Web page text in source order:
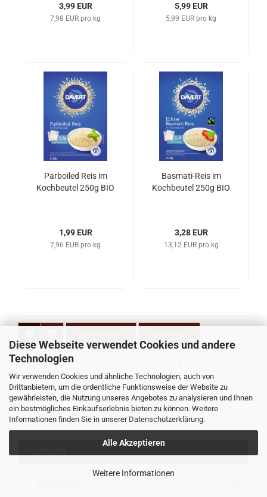
Diese Webseite verwendet Cookies und andere
Technologien
Wir verwenden Cookies und ähnliche Technologien, auch von
Drittanbietern, um die ordentliche Funktionsweise der Website zu
gewährleisten, die Nutzung unseres Angebotes zu analysieren und Ihnen
ein bestmögliches Einkaufserlebnis bieten zu können. Weitere
Informationen finden Sie in unserer Datenschutzerklärung.
Alle Akzeptieren
Weitere Informationen
3,99 EUR
7,98 EUR pro kg
5,99 EUR
5,99 EUR pro kg
Parboiled Reis im
Kochbeutel 250g BIO
1,99 EUR
7,96 EUR pro kg
Basmati-Reis im
Kochbeutel 250g BIO
3,28 EUR
13,12 EUR pro kg
« 1 2
217bis288(von insgesamt546)